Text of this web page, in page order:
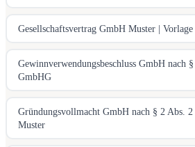
Gesellschaftsvertrag GmbH Muster |
Gewinnverwendungsbeschluss GmbH nach
GmbHG
Gründungsvollmacht GmbH nach § 2 Abs. 2
Muster